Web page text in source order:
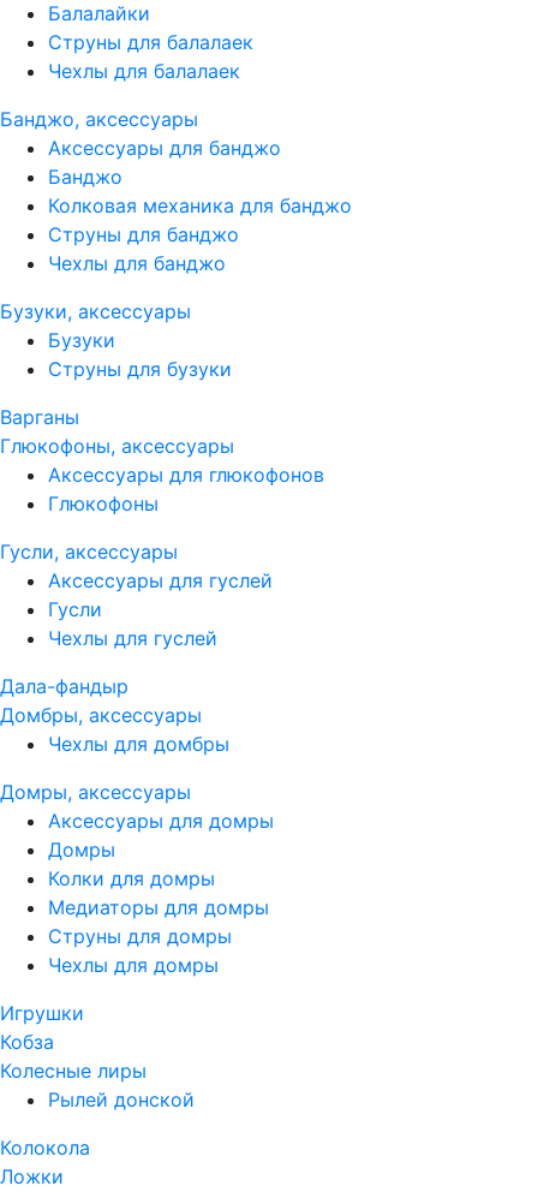
Балалайки
Струны для балалаек
Чехлы для балалаек
Банджо, аксессуары
Аксессуары для банджо
Банджо
Колковая механика для банджо
Струны для банджо
Чехлы для банджо
Бузуки, аксессуары
Бузуки
Струны для бузуки
Варганы
Глюкофоны, аксессуары
Аксессуары для глюкофонов
Глюкофоны
Гусли, аксессуары
Аксессуары для гуслей
Гусли
Чехлы для гуслей
Дала-фандыр
Домбры, аксессуары
Чехлы для домбры
Домры, аксессуары
Аксессуары для домры
Домры
Колки для домры
Медиаторы для домры
Струны для домры
Чехлы для домры
Игрушки
Кобза
Колесные лиры
Рылей донской
Колокола
Ложки